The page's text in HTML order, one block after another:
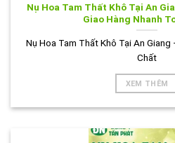
Nụ Hoa Tam Thất Khô Tại An
Giao Hàng Nhanh
Nụ Hoa Tam Thất Khô Tại An
Chất
XEM THÊM